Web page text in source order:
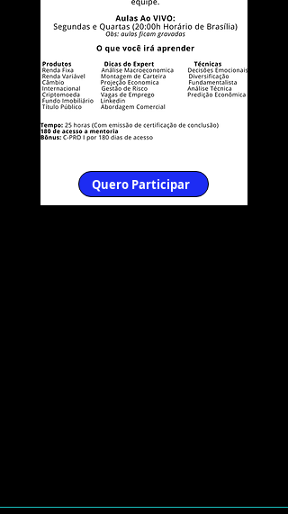
Quero Participar